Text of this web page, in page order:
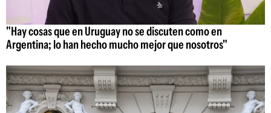
"Hay cosas que en Uruguay no se discuten como en
Argentina; lo han hecho mucho mejor que nosotros"